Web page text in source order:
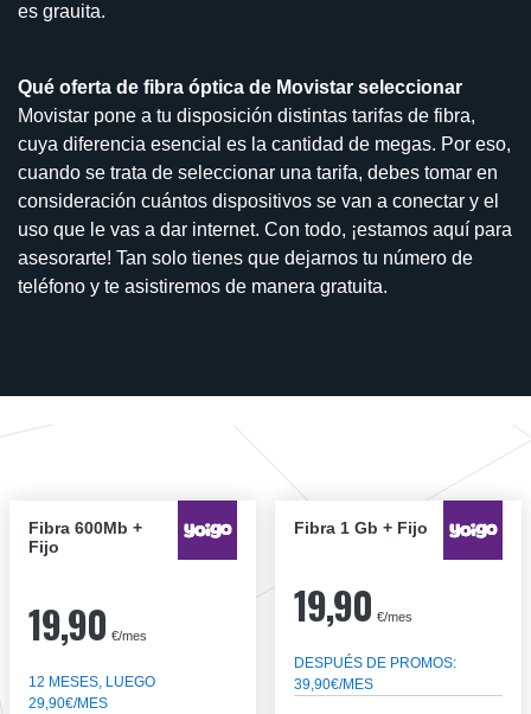
es grauita.
Qué oferta de fibra óptica de Movistar seleccionar
Movistar pone a tu disposición distintas tarifas de fibra,
cuya diferencia esencial es la cantidad de megas. Por eso,
cuando se trata de seleccionar una tarifa, debes tomar en
consideración cuántos dispositivos se van a conectar y el
uso que le vas a dar internet. Con todo, ¡estamos aquí para
asesorarte! Tan solo tienes que dejarnos tu número de
teléfono y te asistiremos de manera gratuita.
Fibra 600Mb +
Fijo
19,90 €/mes
12 MESES, LUEGO
29,90€/MES
Fibra 1 Gb + Fijo
19,90 €/mes
DESPUÉS DE PROMOS:
39,90€/MES